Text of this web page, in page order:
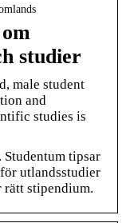
studier
male student
and
studies is
Studentum tipsar
utlandsstudier
rätt stipendium.